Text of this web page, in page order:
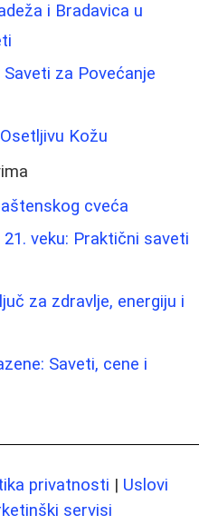
i Bradavica u
za Povećanje
Kožu
cveća
veku: Praktični saveti
za zdravlje, energiju i
Saveti, cene i
privatnosti | Uslovi
servisi